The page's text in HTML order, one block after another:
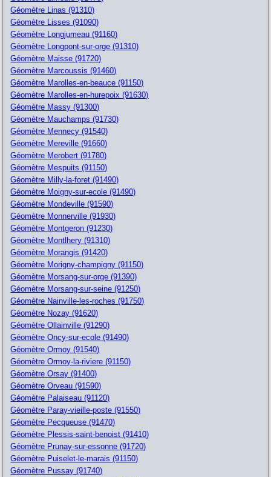
Géomètre Linas (91310)
Géomètre Lisses (91090)
Géomètre Longjumeau (91160)
Géomètre Longpont-sur-orge (91310)
Géomètre Maisse (91720)
Géomètre Marcoussis (91460)
Géomètre Marolles-en-beauce (91150)
Géomètre Marolles-en-hurepoix (91630)
Géomètre Massy (91300)
Géomètre Mauchamps (91730)
Géomètre Mennecy (91540)
Géomètre Mereville (91660)
Géomètre Merobert (91780)
Géomètre Mespuits (91150)
Géomètre Milly-la-foret (91490)
Géomètre Moigny-sur-ecole (91490)
Géomètre Mondeville (91590)
Géomètre Monnerville (91930)
Géomètre Montgeron (91230)
Géomètre Montlhery (91310)
Géomètre Morangis (91420)
Géomètre Morigny-champigny (91150)
Géomètre Morsang-sur-orge (91390)
Géomètre Morsang-sur-seine (91250)
Géomètre Nainville-les-roches (91750)
Géomètre Nozay (91620)
Géomètre Ollainville (91290)
Géomètre Oncy-sur-ecole (91490)
Géomètre Ormoy (91540)
Géomètre Ormoy-la-riviere (91150)
Géomètre Orsay (91400)
Géomètre Orveau (91590)
Géomètre Palaiseau (91120)
Géomètre Paray-vieille-poste (91550)
Géomètre Pecqueuse (91470)
Géomètre Plessis-saint-benoist (91410)
Géomètre Prunay-sur-essonne (91720)
Géomètre Puiselet-le-marais (91150)
Géomètre Pussay (91740)